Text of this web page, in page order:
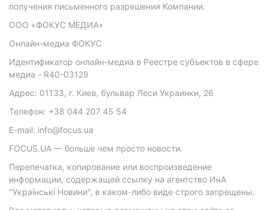
получения письменного разрешения Компании.
ООО «ФОКУС МЕДИА»
Онлайн-медиа ФОКУС
Идентификатор онлайн-медиа в Реестре субъектов в сфере
медиа - R40-03129
Адрес: 01133, г. Киев, бульвар Леси Украинки, 26
Телефон: +38 044 207 45 54
E-mail: info@focus.ua
FOCUS.UA — больше чем просто новости.
Перепечатка, копирование или воспроизведение
информации, содержащей ссылку на агентство ИнА
"Українські Новини", в каком-либо виде строго запрещены.